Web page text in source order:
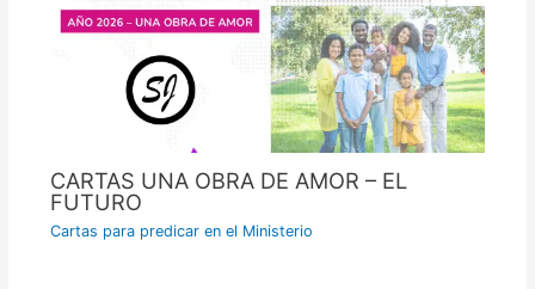
CARTAS UNA OBRA DE AMOR – EL
FUTURO
Cartas para predicar en el Ministerio